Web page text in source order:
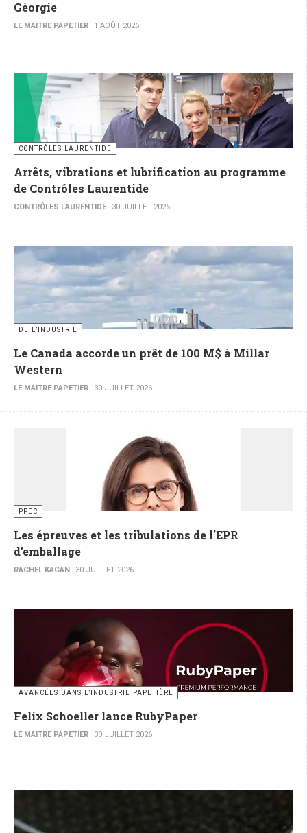
Géorgie
LE MAITRE PAPETIER 1 AOÛT 2026
CONTRÔLES LAURENTIDE
Arrêts, vibrations et lubrification au programme
de Contrôles Laurentide
CONTRÔLES LAURENTIDE 30 JUILLET 2026
DE L’INDUSTRIE
Le Canada accorde un prêt de 100 M$ à Millar
Western
LE MAITRE PAPETIER 30 JUILLET 2026
PPEC
Les épreuves et les tribulations de l'EPR
d'emballage
RACHEL KAGAN 30 JUILLET 2026
AVANCÉES DANS L’INDUSTRIE PAPETIÈRE
Felix Schoeller lance RubyPaper
LE MAITRE PAPETIER 30 JUILLET 2026